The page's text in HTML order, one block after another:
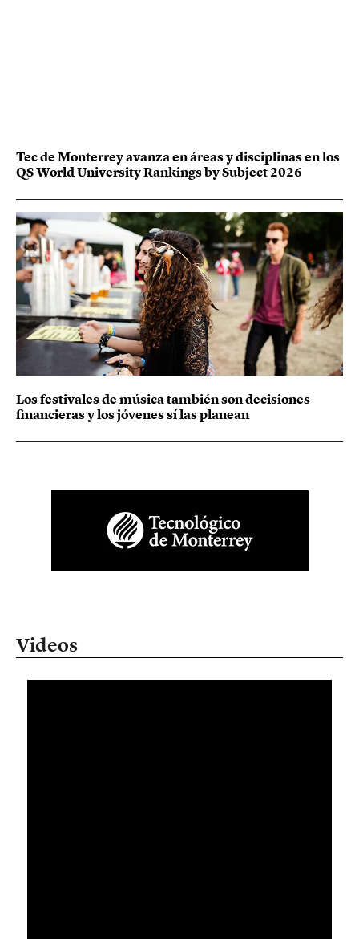
Tec de Monterrey avanza en áreas y disciplinas en los
QS World University Rankings by Subject 2026
Los festivales de música también son decisiones
financieras y los jóvenes sí las planean
Videos